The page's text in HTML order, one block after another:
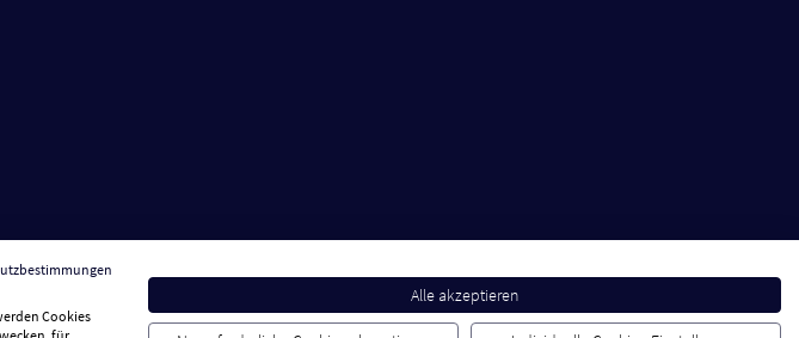
Cookies
Alle akzeptieren